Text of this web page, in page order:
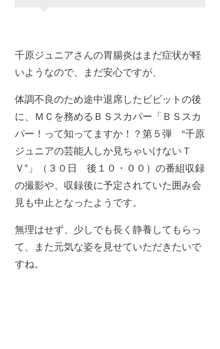
千原ジュニアさんの胃腸炎はまだ症状が軽
いようなので、まだ安心ですが、
体調不良のため途中退席したビビットの後
に、ＭＣを務めるＢＳスカパー「ＢＳスカ
パー！って知ってますか！？第５弾 “千原
ジュニアの芸能人しか見ちゃいけないＴ
Ｖ”」（３０日 後１０・００）の番組収録
の撮影や、収録後に予定されていた囲み会
見も中止となったようです。
無理はせず、少しでも長く静養してもらっ
て、また元気な姿を見せていただきたいで
すね。